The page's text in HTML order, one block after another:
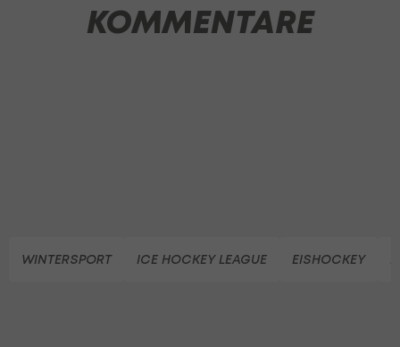
KOMMENTARE
WINTERSPORT ICE HOCKEY LEAGUE EISHOCKEY